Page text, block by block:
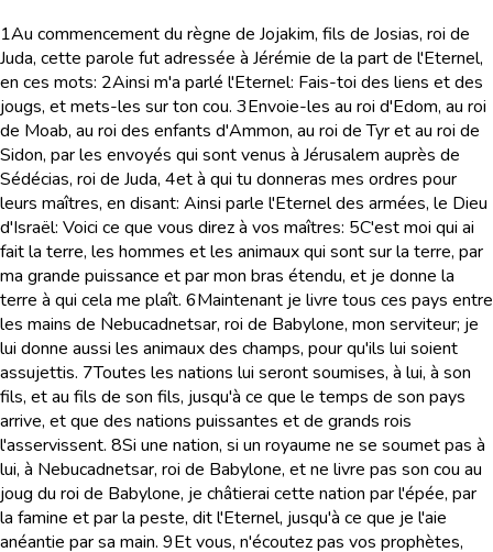
1Au commencement du règne de Jojakim, fils de Josias, roi de
Juda, cette parole fut adressée à Jérémie de la part de l'Eternel,
en ces mots: 2Ainsi m'a parlé l'Eternel: Fais-toi des liens et des
jougs, et mets-les sur ton cou. 3Envoie-les au roi d'Edom, au roi
de Moab, au roi des enfants d'Ammon, au roi de Tyr et au roi de
Sidon, par les envoyés qui sont venus à Jérusalem auprès de
Sédécias, roi de Juda, 4et à qui tu donneras mes ordres pour
leurs maîtres, en disant: Ainsi parle l'Eternel des armées, le Dieu
d'Israël: Voici ce que vous direz à vos maîtres: 5C'est moi qui ai
fait la terre, les hommes et les animaux qui sont sur la terre, par
ma grande puissance et par mon bras étendu, et je donne la
terre à qui cela me plaît. 6Maintenant je livre tous ces pays entre
les mains de Nebucadnetsar, roi de Babylone, mon serviteur; je
lui donne aussi les animaux des champs, pour qu'ils lui soient
assujettis. 7Toutes les nations lui seront soumises, à lui, à son
fils, et au fils de son fils, jusqu'à ce que le temps de son pays
arrive, et que des nations puissantes et de grands rois
l'asservissent. 8Si une nation, si un royaume ne se soumet pas à
lui, à Nebucadnetsar, roi de Babylone, et ne livre pas son cou au
joug du roi de Babylone, je châtierai cette nation par l'épée, par
la famine et par la peste, dit l'Eternel, jusqu'à ce que je l'aie
anéantie par sa main. 9Et vous, n'écoutez pas vos prophètes,